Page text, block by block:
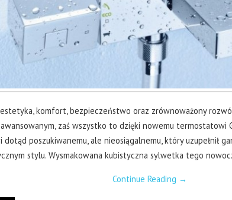
estetyka, komfort, bezpieczeństwo oraz zrównoważony
zaś wszystko to dzięki nowemu termostatowi
poszukiwanemu, ale nieosiągalnemu, który uzupełnił
stylu. Wysmakowana kubistyczna sylwetka tego
Continue Reading →